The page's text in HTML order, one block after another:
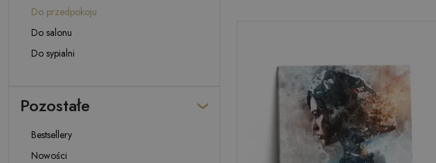
Do przedpokoju
Do salonu
Do sypialni
Pozostałe
Bestsellery
Nowości